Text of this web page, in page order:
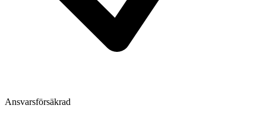
Ansvarsförsäkrad